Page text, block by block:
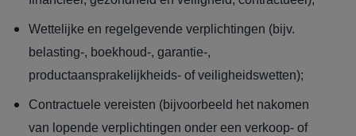
Wettelijke en regelgevende verplichtingen (bijv.
belasting-, boekhoud-, garantie-,
productaansprakelijkheids- of veiligheidswetten);
Contractuele vereisten (bijvoorbeeld het nakomen
van lopende verplichtingen onder een verkoop- of